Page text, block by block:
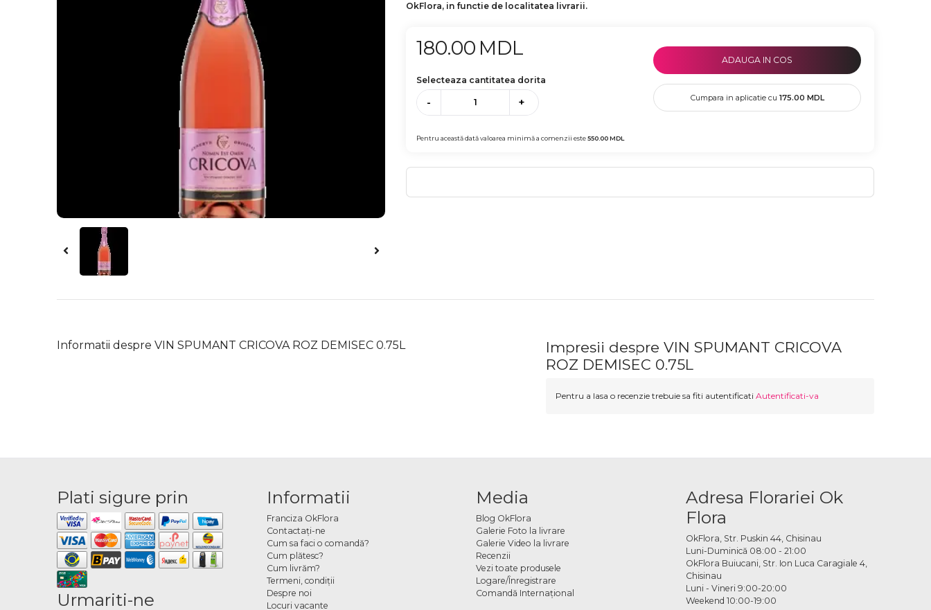
OkFlora, in functie de localitatea livrarii.
180.00 MDL
Selecteaza cantitatea dorita
- +
Pentru această dată valoarea minimă a comenzii este550.00MDL
ADAUGA IN COS
Cumpara in aplicatie cu 175.00 MDL
Informatii despre VIN SPUMANT CRICOVA ROZ DEMISEC 0.75L
Impresii despre VIN SPUMANT CRICOVA
ROZ DEMISEC 0.75L
Pentru a lasa o recenzie trebuie sa fiti autentificati Autentificati-va
Plati sigure prin
Urmariti-ne
Informatii
Franciza OkFlora
Contactaţi-ne
Cum sa faci o comandă?
Cum plătesc?
Cum livrăm?
Termeni, condiţii
Despre noi
Locuri vacante
Media
Blog OkFlora
Galerie Foto la livrare
Galerie Video la livrare
Recenzii
Vezi toate produsele
Logare/Înregistrare
Comandă Internațional
Adresa Florariei Ok
Flora
OkFlora, Str. Puskin 44, Chisinau
Luni-Duminică 08:00 - 21:00
OkFlora Buiucani, Str. Ion Luca Caragiale 4,
Chisinau
Luni - Vineri 9:00-20:00
Weekend 10:00-19:00